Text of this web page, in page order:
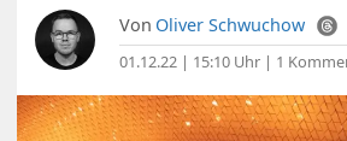
Von Oliver Schwuchow
01.12.22 | 15:10 Uhr | 1